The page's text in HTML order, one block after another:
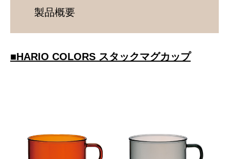
製品概要
■HARIO COLORS スタックマグカップ